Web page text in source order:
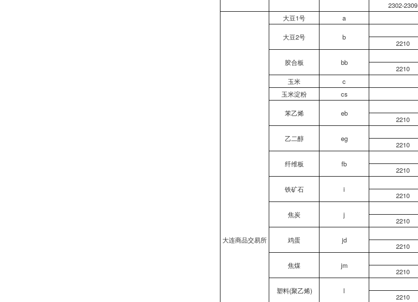
2302-2309
大连商品交易所
大豆1号 a
大豆2号 b
2210
胶合板 bb
2210
玉米
c
玉米淀粉
cs
苯乙烯 eb
2210
乙二醇 eg
2210
纤维板 fb
2210
铁矿石 i
2210
焦炭 j
2210
鸡蛋 jd
2210
焦煤 jm
2210
塑料(聚乙烯) l
2210